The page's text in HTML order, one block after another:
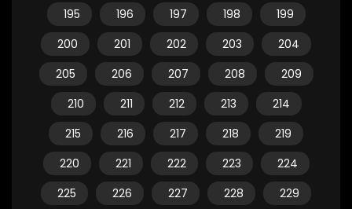
195
196 197 198
199
200
201 202 203
204
205
206 207 208
209
210
211 212 213
214
215
216 217 218
219
220
221 222 223
224
225
226 227 228
229